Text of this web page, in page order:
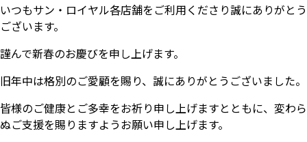
いつもサン・ロイヤル各店舗をご利用くださり誠にありがとう
ございます。
謹んで新春のお慶びを申し上げます。
旧年中は格別のご愛顧を賜り、誠にありがとうございました。
皆様のご健康とご多幸をお祈り申し上げますとともに、変わら
ぬご支援を賜りますようお願い申し上げます。